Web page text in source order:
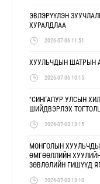
ЭВЛЭРҮҮЛЭН
ХУРАЛДЛАА
2026-07-06 11:51
ХУУЛЬЧДЫН ШАТРЫН
2026-07-06 10:15
"СИНГАПУР УЛСЫН
ШИЙДВЭРЛЭХ
2026-07-03 13:15
МОНГОЛЫН
ӨМГӨӨЛЛИЙН
ЗӨВЛӨЛИЙН ГИШҮҮД
2026-07-03 13:10